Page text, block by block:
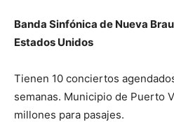
Banda Sinfónica de Nueva
Estados Unidos
Tienen 10 conciertos
semanas. Municipio de Puerto
millones para pasajes.